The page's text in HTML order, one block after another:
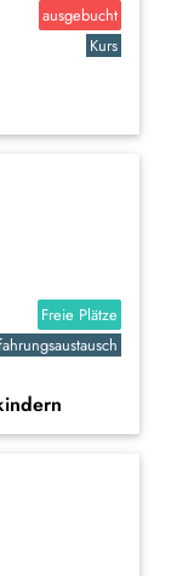
ausgebucht
Kurs
Freie Plätze